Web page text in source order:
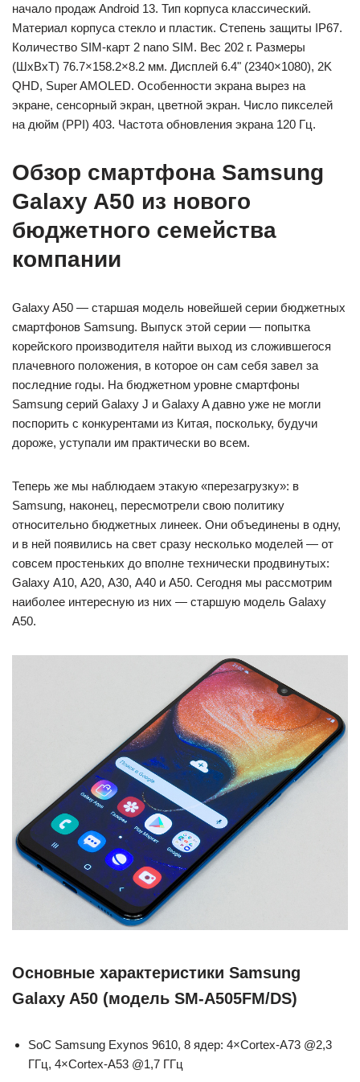
начало продаж Android 13. Тип корпуса классический.
Материал корпуса стекло и пластик. Степень защиты IP67.
Количество SIM-карт 2 nano SIM. Вес 202 г. Размеры
(ШxВxТ) 76.7×158.2×8.2 мм. Дисплей 6.4" (2340×1080), 2K
QHD, Super AMOLED. Особенности экрана вырез на
экране, сенсорный экран, цветной экран. Число пикселей
на дюйм (PPI) 403. Частота обновления экрана 120 Гц.
Обзор смартфона Samsung
Galaxy A50 из нового
бюджетного семейства
компании
Galaxy A50 — старшая модель новейшей серии бюджетных
смартфонов Samsung. Выпуск этой серии — попытка
корейского производителя найти выход из сложившегося
плачевного положения, в которое он сам себя завел за
последние годы. На бюджетном уровне смартфоны
Samsung серий Galaxy J и Galaxy A давно уже не могли
поспорить с конкурентами из Китая, поскольку, будучи
дороже, уступали им практически во всем.
Теперь же мы наблюдаем этакую «перезагрузку»: в
Samsung, наконец, пересмотрели свою политику
относительно бюджетных линеек. Они объединены в одну,
и в ней появились на свет сразу несколько моделей — от
совсем простеньких до вполне технически продвинутых:
Galaxy А10, А20, А30, А40 и А50. Сегодня мы рассмотрим
наиболее интересную из них — старшую модель Galaxy
A50.
Основные характеристики Samsung
Galaxy A50 (модель SM-A505FM/DS)
SoC Samsung Exynos 9610, 8 ядер: 4×Cortex-A73 @2,3
ГГц, 4×Cortex-A53 @1,7 ГГц